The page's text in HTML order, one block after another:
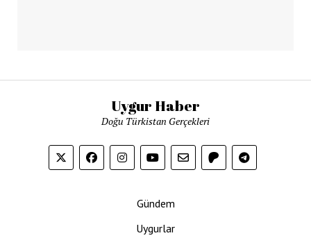
Uygur Haber
Doğu Türkistan Gerçekleri
Gündem
Uygurlar